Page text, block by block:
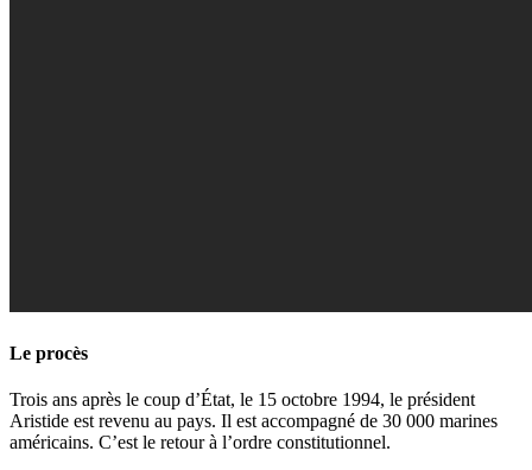
Le procès
Trois ans après le coup d’État, le 15 octobre 1994, le président
Aristide est revenu au pays. Il est accompagné de 30 000 marines
américains. C’est le retour à l’ordre constitutionnel.